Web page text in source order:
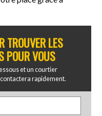
TROUVER LES
POUR VOUS
et un courtier
rapidement.